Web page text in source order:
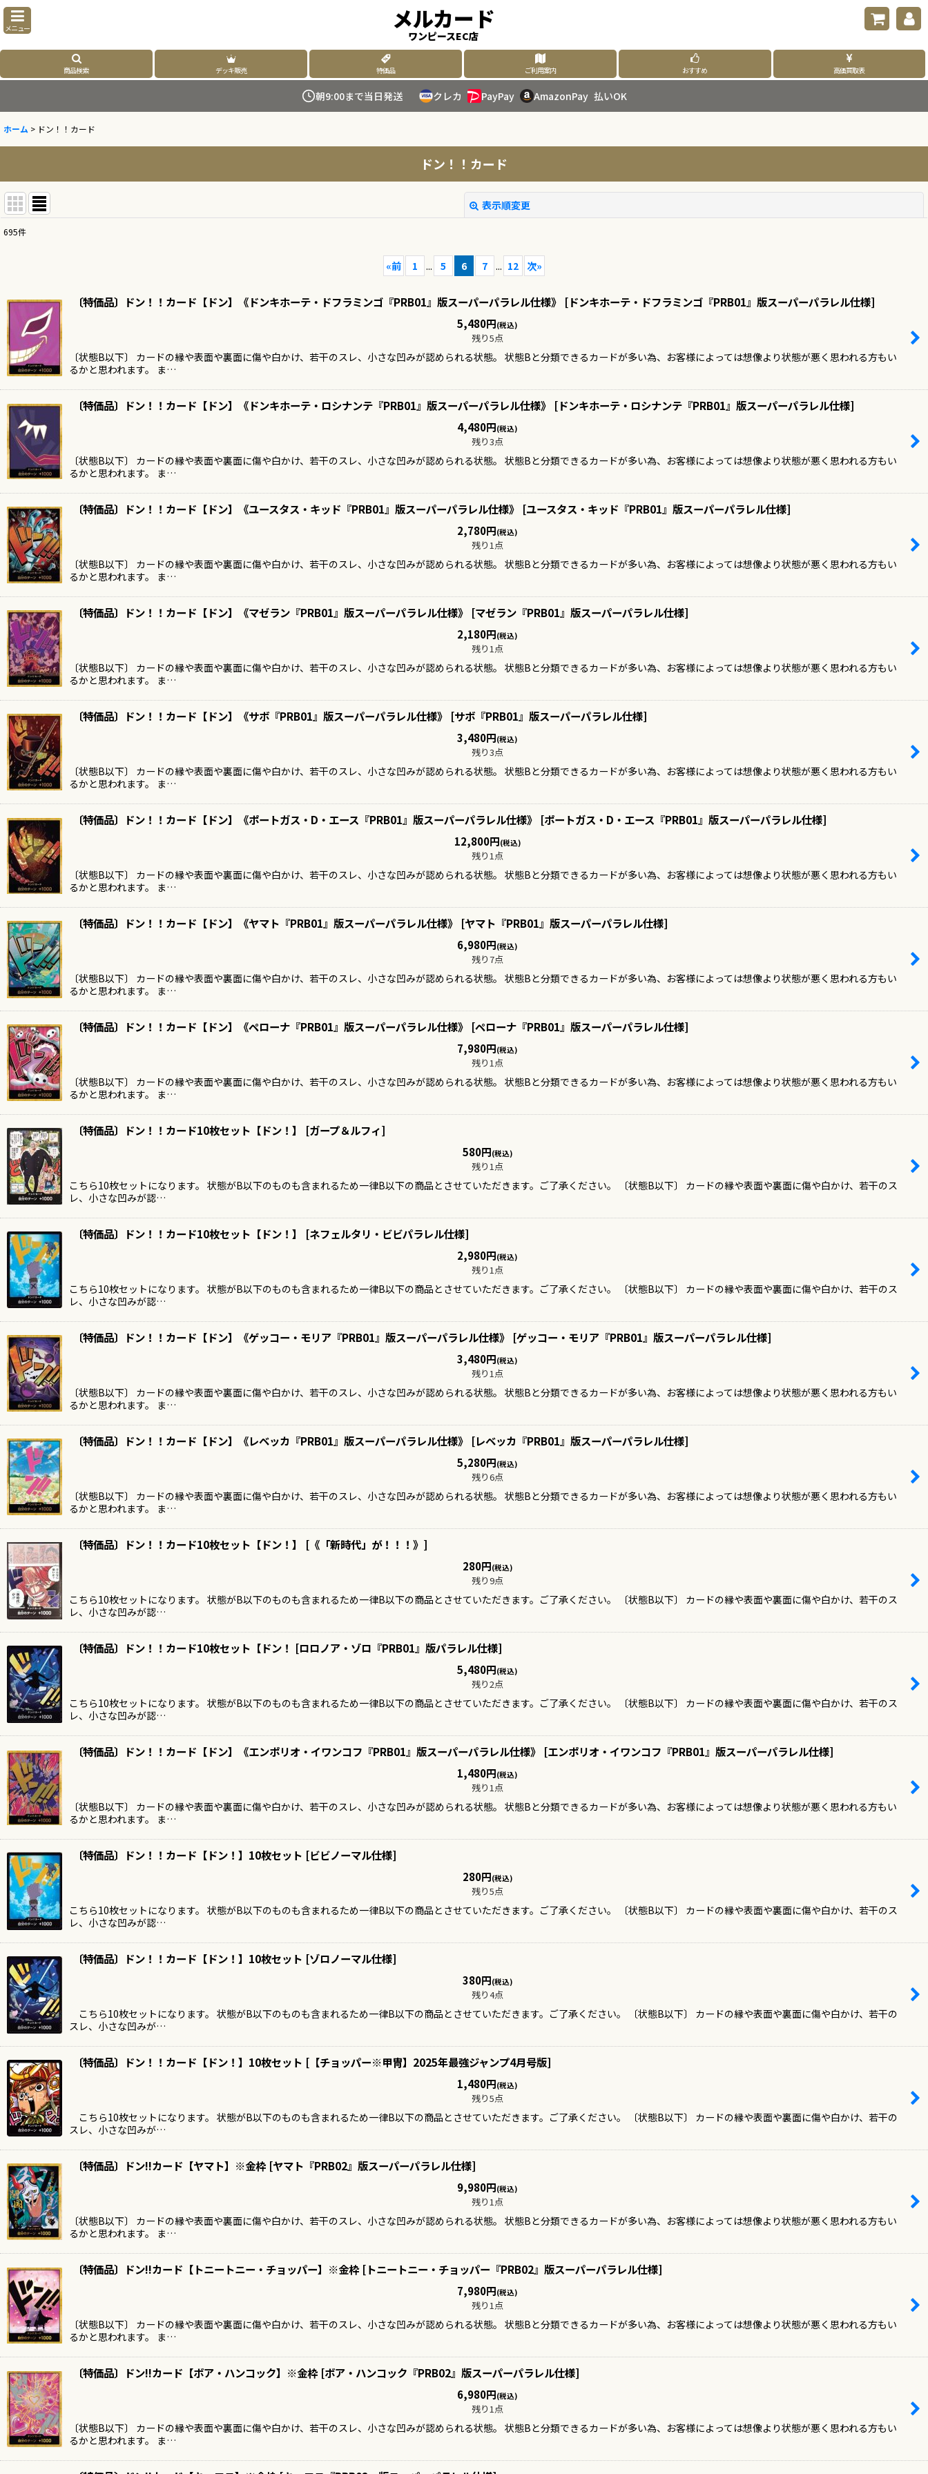
メニュー メルカード
ワンピースEC店
商品検索 デッキ販売 特価品 ご利用案内 おすすめ 高価買取表
朝9:00まで当日発送 クレカ PayPay AmazonPay 払いOK
ホーム > ドン！！カード
ドン！！カード
表示順変更
695件
«前 1 ... 5 6 7 ... 12 次»
〔特価品〕ドン！！カード【ドン】《ドンキホーテ・ドフラミンゴ『PRB01』版スーパーパラレル仕様》 [ドンキホーテ・ドフラミンゴ『PRB01』版スーパーパラレル仕様]
5,480円(税込)
残り5点
〔状態B以下〕 カードの縁や表面や裏面に傷や白かけ、若干のスレ、小さな凹みが認められる状態。 状態Bと分類できるカードが多い為、お客様によっては想像より状態が悪く思われる方もい
るかと思われます。 ま…
〔特価品〕ドン！！カード【ドン】《ドンキホーテ・ロシナンテ『PRB01』版スーパーパラレル仕様》 [ドンキホーテ・ロシナンテ『PRB01』版スーパーパラレル仕様]
4,480円(税込)
残り3点
〔状態B以下〕 カードの縁や表面や裏面に傷や白かけ、若干のスレ、小さな凹みが認められる状態。 状態Bと分類できるカードが多い為、お客様によっては想像より状態が悪く思われる方もい
るかと思われます。 ま…
〔特価品〕ドン！！カード【ドン】《ユースタス・キッド『PRB01』版スーパーパラレル仕様》 [ユースタス・キッド『PRB01』版スーパーパラレル仕様]
2,780円(税込)
残り1点
〔状態B以下〕 カードの縁や表面や裏面に傷や白かけ、若干のスレ、小さな凹みが認められる状態。 状態Bと分類できるカードが多い為、お客様によっては想像より状態が悪く思われる方もい
るかと思われます。 ま…
〔特価品〕ドン！！カード【ドン】《マゼラン『PRB01』版スーパーパラレル仕様》 [マゼラン『PRB01』版スーパーパラレル仕様]
2,180円(税込)
残り1点
〔状態B以下〕 カードの縁や表面や裏面に傷や白かけ、若干のスレ、小さな凹みが認められる状態。 状態Bと分類できるカードが多い為、お客様によっては想像より状態が悪く思われる方もい
るかと思われます。 ま…
〔特価品〕ドン！！カード【ドン】《サボ『PRB01』版スーパーパラレル仕様》 [サボ『PRB01』版スーパーパラレル仕様]
3,480円(税込)
残り3点
〔状態B以下〕 カードの縁や表面や裏面に傷や白かけ、若干のスレ、小さな凹みが認められる状態。 状態Bと分類できるカードが多い為、お客様によっては想像より状態が悪く思われる方もい
るかと思われます。 ま…
〔特価品〕ドン！！カード【ドン】《ポートガス・D・エース『PRB01』版スーパーパラレル仕様》 [ポートガス・D・エース『PRB01』版スーパーパラレル仕様]
12,800円(税込)
残り1点
〔状態B以下〕 カードの縁や表面や裏面に傷や白かけ、若干のスレ、小さな凹みが認められる状態。 状態Bと分類できるカードが多い為、お客様によっては想像より状態が悪く思われる方もい
るかと思われます。 ま…
〔特価品〕ドン！！カード【ドン】《ヤマト『PRB01』版スーパーパラレル仕様》 [ヤマト『PRB01』版スーパーパラレル仕様]
6,980円(税込)
残り7点
〔状態B以下〕 カードの縁や表面や裏面に傷や白かけ、若干のスレ、小さな凹みが認められる状態。 状態Bと分類できるカードが多い為、お客様によっては想像より状態が悪く思われる方もい
るかと思われます。 ま…
〔特価品〕ドン！！カード【ドン】《ペローナ『PRB01』版スーパーパラレル仕様》 [ペローナ『PRB01』版スーパーパラレル仕様]
7,980円(税込)
残り1点
〔状態B以下〕 カードの縁や表面や裏面に傷や白かけ、若干のスレ、小さな凹みが認められる状態。 状態Bと分類できるカードが多い為、お客様によっては想像より状態が悪く思われる方もい
るかと思われます。 ま…
〔特価品〕ドン！！カード10枚セット【ドン！】 [ガープ＆ルフィ]
580円(税込)
残り1点
こちら10枚セットになります。 状態がB以下のものも含まれるため一律B以下の商品とさせていただきます。ご了承ください。 〔状態B以下〕 カードの縁や表面や裏面に傷や白かけ、若干のス
レ、小さな凹みが認…
〔特価品〕ドン！！カード10枚セット【ドン！】 [ネフェルタリ・ビビパラレル仕様]
2,980円(税込)
残り1点
こちら10枚セットになります。 状態がB以下のものも含まれるため一律B以下の商品とさせていただきます。ご了承ください。 〔状態B以下〕 カードの縁や表面や裏面に傷や白かけ、若干のス
レ、小さな凹みが認…
〔特価品〕ドン！！カード【ドン】《ゲッコー・モリア『PRB01』版スーパーパラレル仕様》 [ゲッコー・モリア『PRB01』版スーパーパラレル仕様]
3,480円(税込)
残り1点
〔状態B以下〕 カードの縁や表面や裏面に傷や白かけ、若干のスレ、小さな凹みが認められる状態。 状態Bと分類できるカードが多い為、お客様によっては想像より状態が悪く思われる方もい
るかと思われます。 ま…
〔特価品〕ドン！！カード【ドン】《レベッカ『PRB01』版スーパーパラレル仕様》 [レベッカ『PRB01』版スーパーパラレル仕様]
5,280円(税込)
残り6点
〔状態B以下〕 カードの縁や表面や裏面に傷や白かけ、若干のスレ、小さな凹みが認められる状態。 状態Bと分類できるカードが多い為、お客様によっては想像より状態が悪く思われる方もい
るかと思われます。 ま…
〔特価品〕ドン！！カード10枚セット【ドン！】 [ 《「新時代」が！！！》 ]
280円(税込)
残り9点
こちら10枚セットになります。 状態がB以下のものも含まれるため一律B以下の商品とさせていただきます。ご了承ください。 〔状態B以下〕 カードの縁や表面や裏面に傷や白かけ、若干のス
レ、小さな凹みが認…
〔特価品〕ドン！！カード10枚セット【ドン！ [ロロノア・ゾロ『PRB01』版パラレル仕様]
5,480円(税込)
残り2点
こちら10枚セットになります。 状態がB以下のものも含まれるため一律B以下の商品とさせていただきます。ご了承ください。 〔状態B以下〕 カードの縁や表面や裏面に傷や白かけ、若干のス
レ、小さな凹みが認…
〔特価品〕ドン！！カード【ドン】《エンポリオ・イワンコフ『PRB01』版スーパーパラレル仕様》 [エンポリオ・イワンコフ『PRB01』版スーパーパラレル仕様]
1,480円(税込)
残り1点
〔状態B以下〕 カードの縁や表面や裏面に傷や白かけ、若干のスレ、小さな凹みが認められる状態。 状態Bと分類できるカードが多い為、お客様によっては想像より状態が悪く思われる方もい
るかと思われます。 ま…
〔特価品〕ドン！！カード【ドン！】10枚セット [ビビノーマル仕様]
280円(税込)
残り5点
こちら10枚セットになります。 状態がB以下のものも含まれるため一律B以下の商品とさせていただきます。ご了承ください。 〔状態B以下〕 カードの縁や表面や裏面に傷や白かけ、若干のス
レ、小さな凹みが認…
〔特価品〕ドン！！カード【ドン！】10枚セット [ゾロノーマル仕様]
380円(税込)
残り4点
こちら10枚セットになります。 状態がB以下のものも含まれるため一律B以下の商品とさせていただきます。ご了承ください。 〔状態B以下〕 カードの縁や表面や裏面に傷や白かけ、若干の
スレ、小さな凹みが…
〔特価品〕ドン！！カード【ドン！】10枚セット [ 【チョッパー※甲冑】2025年最強ジャンプ4月号版]
1,480円(税込)
残り5点
こちら10枚セットになります。 状態がB以下のものも含まれるため一律B以下の商品とさせていただきます。ご了承ください。 〔状態B以下〕 カードの縁や表面や裏面に傷や白かけ、若干の
スレ、小さな凹みが…
〔特価品〕ドン!!カード【ヤマト】※金枠 [ヤマト『PRB02』版スーパーパラレル仕様]
9,980円(税込)
残り1点
〔状態B以下〕 カードの縁や表面や裏面に傷や白かけ、若干のスレ、小さな凹みが認められる状態。 状態Bと分類できるカードが多い為、お客様によっては想像より状態が悪く思われる方もい
るかと思われます。 ま…
〔特価品〕ドン!!カード【トニートニー・チョッパー】※金枠 [トニートニー・チョッパー『PRB02』版スーパーパラレル仕様]
7,980円(税込)
残り1点
〔状態B以下〕 カードの縁や表面や裏面に傷や白かけ、若干のスレ、小さな凹みが認められる状態。 状態Bと分類できるカードが多い為、お客様によっては想像より状態が悪く思われる方もい
るかと思われます。 ま…
〔特価品〕ドン!!カード【ボア・ハンコック】※金枠 [ボア・ハンコック『PRB02』版スーパーパラレル仕様]
6,980円(税込)
残り1点
〔状態B以下〕 カードの縁や表面や裏面に傷や白かけ、若干のスレ、小さな凹みが認められる状態。 状態Bと分類できるカードが多い為、お客様によっては想像より状態が悪く思われる方もい
るかと思われます。 ま…